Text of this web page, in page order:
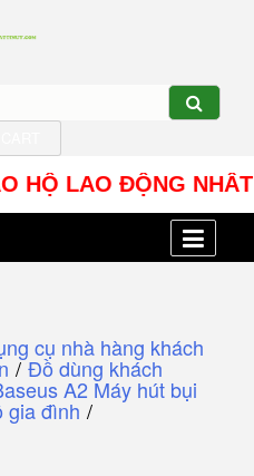
HỘ LAO ĐỘNG
cụ nhà hàng khách
/ Đồ dùng khách
A2 Máy hút bụi
gia đình /